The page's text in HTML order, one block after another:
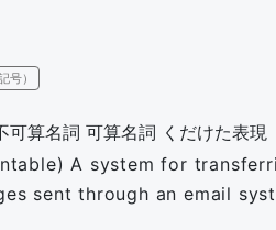
号）
可算名詞 可算名詞 くだけた表現
A system for
sent through an email